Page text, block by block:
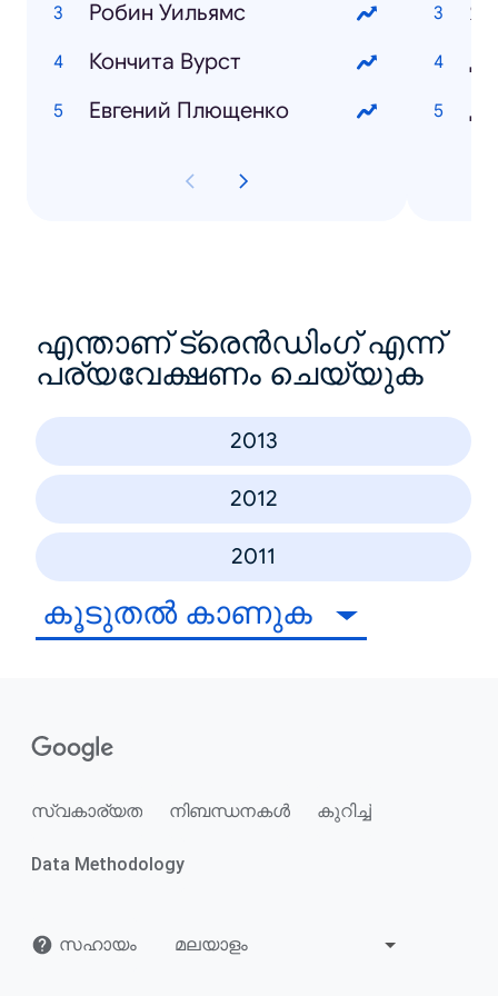
Робин Уильямс
Кончита Вурст
Евгений Плющенко
എന്താണ് ട്രെൻഡിംഗ് എന്ന്
പര്യവേക്ഷണം ചെയ്യുക
2013
2012
2011
കൂടുതൽ കാണുക
സ്വകാര്യത നിബന്ധനകൾ കുറിച്ച്
Data Methodology
സഹായം